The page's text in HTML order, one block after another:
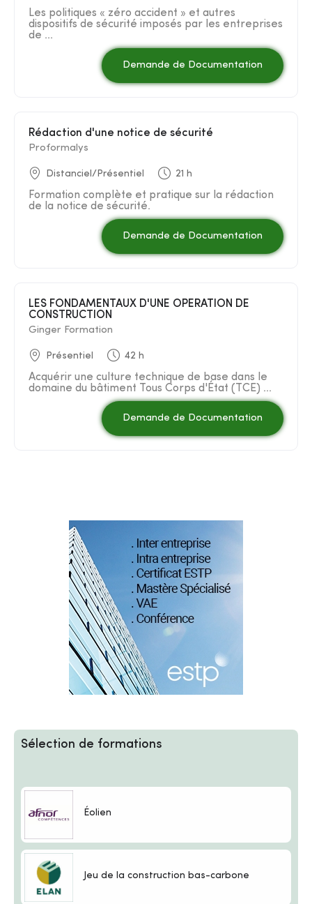
Les politiques « zéro accident » et autres
dispositifs de sécurité imposés par les entreprises
de ...
Demande de Documentation
Rédaction d'une notice de sécurité
Proformalys
Distanciel/Présentiel 21 h
Formation complète et pratique sur la rédaction
de la notice de sécurité.
Demande de Documentation
LES FONDAMENTAUX D'UNE OPERATION DE
CONSTRUCTION
Ginger Formation
Présentiel 42 h
Acquérir une culture technique de base dans le
domaine du bâtiment Tous Corps d'État (TCE) ...
Demande de Documentation
Sélection de formations
Éolien
Jeu de la construction bas-carbone